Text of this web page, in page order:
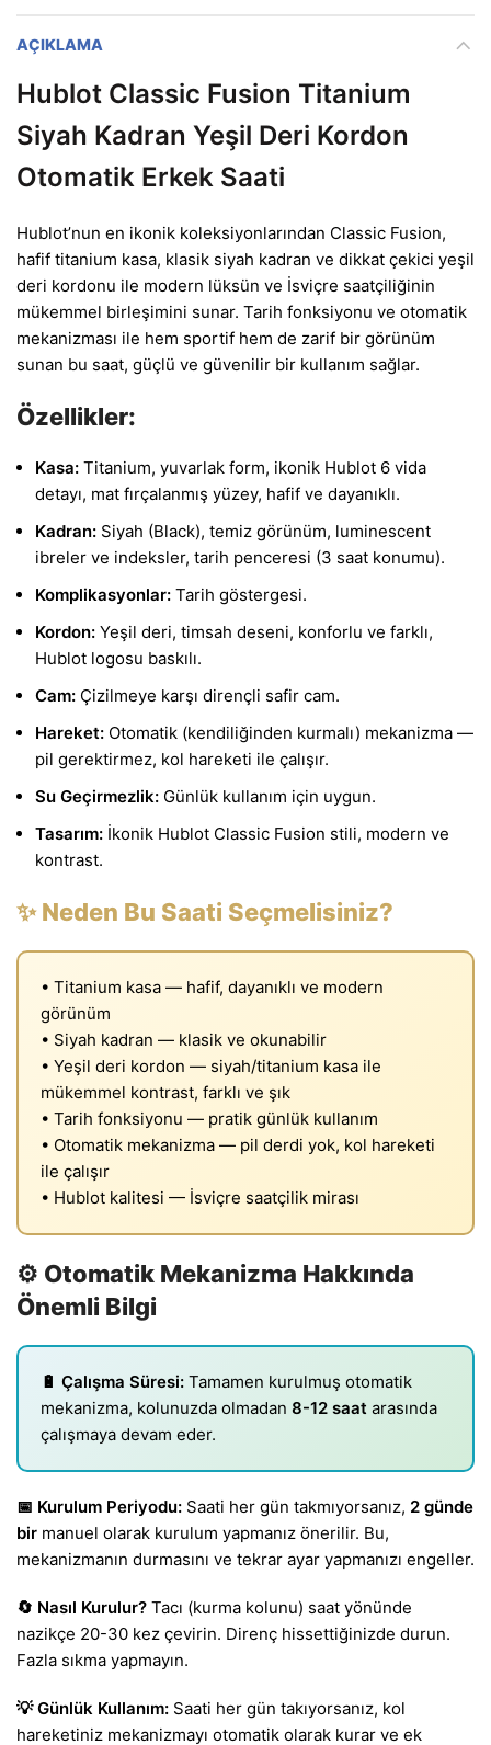
AÇIKLAMA
Hublot Classic Fusion Titanium
Siyah Kadran Yeşil Deri Kordon
Otomatik Erkek Saati
Hublot’nun en ikonik koleksiyonlarından Classic Fusion,
hafif titanium kasa, klasik siyah kadran ve dikkat çekici yeşil
deri kordonu ile modern lüksün ve İsviçre saatçiliğinin
mükemmel birleşimini sunar. Tarih fonksiyonu ve otomatik
mekanizması ile hem sportif hem de zarif bir görünüm
sunan bu saat, güçlü ve güvenilir bir kullanım sağlar.
Özellikler:
Kasa: Titanium, yuvarlak form, ikonik Hublot 6 vida
detayı, mat fırçalanmış yüzey, hafif ve dayanıklı.
Kadran: Siyah (Black), temiz görünüm, luminescent
ibreler ve indeksler, tarih penceresi (3 saat konumu).
Komplikasyonlar: Tarih göstergesi.
Kordon: Yeşil deri, timsah deseni, konforlu ve farklı,
Hublot logosu baskılı.
Cam: Çizilmeye karşı dirençli safir cam.
Hareket: Otomatik (kendiliğinden kurmalı) mekanizma —
pil gerektirmez, kol hareketi ile çalışır.
Su Geçirmezlik: Günlük kullanım için uygun.
Tasarım: İkonik Hublot Classic Fusion stili, modern ve
kontrast.
✨ Neden Bu Saati Seçmelisiniz?
• Titanium kasa — hafif, dayanıklı ve modern
görünüm
• Siyah kadran — klasik ve okunabilir
• Yeşil deri kordon — siyah/titanium kasa ile
mükemmel kontrast, farklı ve şık
• Tarih fonksiyonu — pratik günlük kullanım
• Otomatik mekanizma — pil derdi yok, kol hareketi
ile çalışır
• Hublot kalitesi — İsviçre saatçilik mirası
⚙️ Otomatik Mekanizma Hakkında
Önemli Bilgi
🔋 Çalışma Süresi: Tamamen kurulmuş otomatik
mekanizma, kolunuzda olmadan 8-12 saat arasında
çalışmaya devam eder.
📅 Kurulum Periyodu: Saati her gün takmıyorsanız, 2 günde
bir manuel olarak kurulum yapmanız önerilir. Bu,
mekanizmanın durmasını ve tekrar ayar yapmanızı engeller.
🔄 Nasıl Kurulur? Tacı (kurma kolunu) saat yönünde
nazikçe 20-30 kez çevirin. Direnç hissettiğinizde durun.
Fazla sıkma yapmayın.
💡 Günlük Kullanım: Saati her gün takıyorsanız, kol
hareketiniz mekanizmayı otomatik olarak kurar ve ek